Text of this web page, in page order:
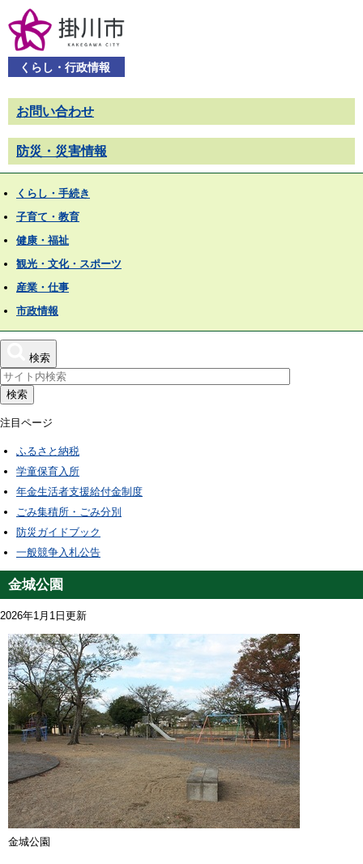
くらし・行政情報
お問い合わせ
防災・災害情報
くらし・手続き
子育て・教育
健康・福祉
観光・文化・スポーツ
産業・仕事
市政情報
検索
検索
注目ページ
ふるさと納税
学童保育入所
年金生活者支援給付金制度
ごみ集積所・ごみ分別
防災ガイドブック
一般競争入札公告
金城公園
2026年1月1日更新
金城公園